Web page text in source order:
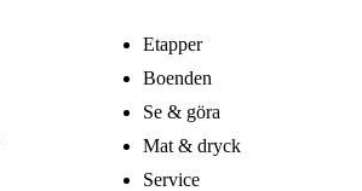
Etapper
Boenden
Se & göra
Mat & dryck
Service